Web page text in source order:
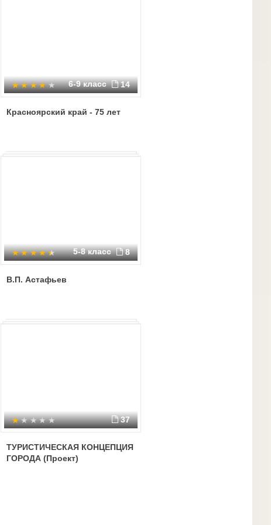
6-9 класс 14
Красноярский край - 75 лет
5-8 класс 8
В.П. Астафьев
37
ТУРИСТИЧЕСКАЯ КОНЦЕПЦИЯ
ГОРОДА (Проект)